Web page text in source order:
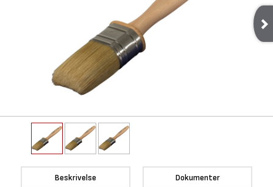
Beskrivelse Dokumenter